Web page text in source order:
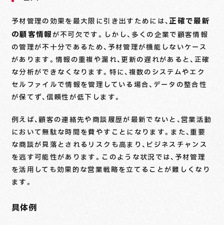
予材管理の効果を最大限に引き出すためには、正確で最新
の顧客情報が不可欠です。しかし、多くの企業で顧客情報
の管理が不十分であるため、予材管理が機能しないケース
があります。情報の重複や漏れ、更新の遅れがあると、正確
な分析ができなくなります。特に、複数のシステムやエク
セルファイルで情報を管理している場合、データの整合性
が保てず、信頼性が低下します。
例えば、顧客の連絡先や商談履歴が最新でないと、営業活動
において無駄な時間を費やすことになります。また、重要
な商談が見落とされるリスクも高まり、ビジネスチャンス
を逃す可能性があります。このような状況では、予材管理
を活用しても効果的な営業戦略を立てることが難しくなり
ます。
具体例